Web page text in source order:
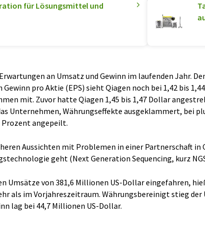
für Lösungsmittel und
an Umsatz und Gewinn im laufenden Jahr.
pro Aktie (EPS) sieht Qiagen noch bei 1,42 bis
mit. Zuvor hatte Qiagen 1,45 bis 1,47 Dollar
Unternehmen, Währungseffekte ausgeklammert, bei
Prozent angepeilt.
Aussichten mit Problemen in einer Partnerschaft in
geht (Next Generation Sequencing, kurz
Umsätze von 381,6 Millionen US-Dollar eingefahren,
als im Vorjahreszeitraum. Währungsbereinigt stieg der
lag bei 44,7 Millionen US-Dollar.